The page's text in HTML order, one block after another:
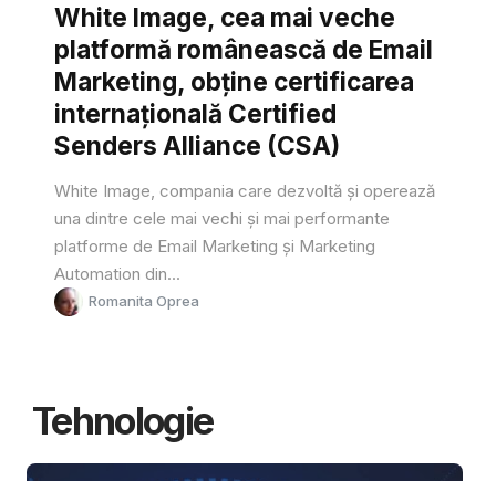
White Image, cea mai veche
platformă românească de Email
Marketing, obține certificarea
internațională Certified
Senders Alliance (CSA)
White Image, compania care dezvoltă și operează
una dintre cele mai vechi și mai performante
platforme de Email Marketing și Marketing
Automation din...
Romanita Oprea
Tehnologie